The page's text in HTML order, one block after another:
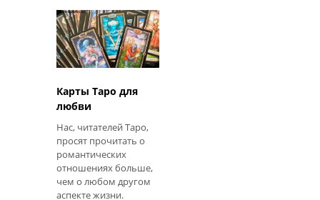
вовлечены в этот
адрес. Я не замечал,
как часто это
происходило, пока я
кредитный отч
Карты Таро для
любви
Нас, читателей Таро,
просят прочитать о
романтических
отношениях больше,
чем о любом другом
аспекте жизни.